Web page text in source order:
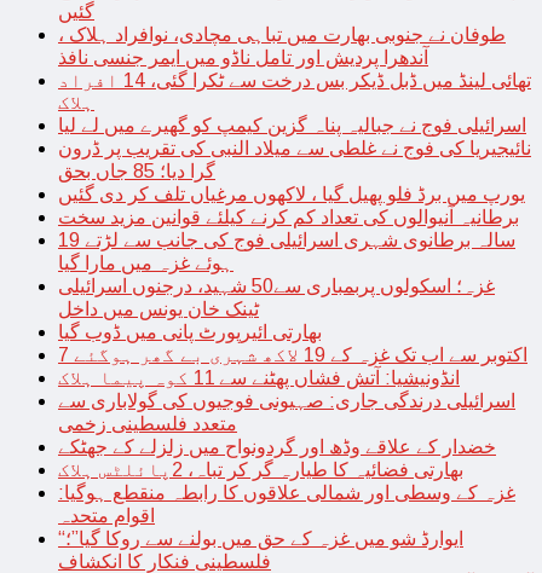
گئیں
طوفان نے جنوبی بھارت میں تباہی مچادی، نوافراد ہلاک ،
آندھرا پردیش اور تامل ناڈو میں ایمر جنسی نافذ
تھائی لینڈ میں ڈبل ڈیکر بس درخت سے ٹکرا گئی، 14 افراد
ہلاک
اسرائیلی فوج نے جبالیہ پناہ گزین کیمپ کو گھیرے میں لے لیا
نائیجیریا کی فوج نے غلطی سے میلاد النبی کی تقریب پر ڈرون
گرا دیا؛ 85 جاں بحق
یورپ میں برڈ فلو پھیل گیا ، لاکھوں مرغیاں تلف کر دی گئیں
برطانیہ آنیوالوں کی تعداد کم کرنے کیلئے قوانین مزید سخت
19 سالہ برطانوی شہری اسرائیلی فوج کی جانب سے لڑتے
ہوئے غزہ میں مارا گیا
غزہ؛ اسکولوں پربمباری سے50 شہید، درجنوں اسرائیلی
ٹینک خان یونس میں داخل
بھارتی ائیرپورٹ پانی میں ڈوب گیا
7 اکتوبر سے اب تک غزہ کے 19 لاکھ شہری بے گھر ہوگئے
انڈونیشیا: آتش فشاں پھٹنے سے 11 کوہ پیما ہلاک
اسرائیلی درندگی جاری: صہیونی فوجیوں کی گولاباری سے
متعدد فلسطینی زخمی
خضدار کے علاقے وڈھ اور گردونواح میں زلزلے کے جھٹکے
بھارتی فضائیہ کا طیارہ گر کر تباہ، 2پائلٹس ہلاک
غزہ کے وسطی اور شمالی علاقوں کا رابطہ منقطع ہوگیا:
اقوام متحدہ
“ایوارڈ شو میں غزہ کے حق میں بولنے سے روکا گیا”؛
فلسطینی فنکار کا انکشاف